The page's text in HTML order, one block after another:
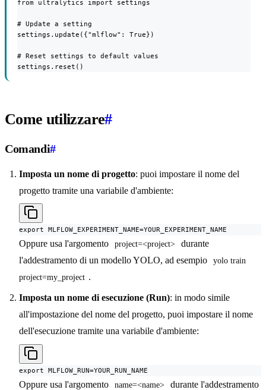
from ultralytics import settings
# Update a setting
settings.update({"mlflow": True})
# Reset settings to default values
settings.reset()
Come utilizzare#
Comandi#
Imposta un nome di progetto: puoi impostare il nome del
progetto tramite una variabile d'ambiente:
export MLFLOW_EXPERIMENT_NAME=YOUR_EXPERIMENT_NAME
Oppure usa l'argomento project=<project>
durante
l'addestramento di un modello YOLO, ad esempio
yolo train
project=my_project .
Imposta un nome di esecuzione (Run): in modo simile
all'impostazione del nome del progetto, puoi impostare il nome
dell'esecuzione tramite una variabile d'ambiente:
export MLFLOW_RUN=YOUR_RUN_NAME
Oppure usa l'argomento name=<name>
durante l'addestramento